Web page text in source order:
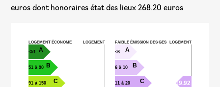
euros dont honoraires état des lieux 268.20 euros
LOGEMENT ÉCONOME LOGEMENT
<51 A
51 à 90 B
91 à 150 C
FAIBLE ÉMISSION DES GES LOGEMENT
<6 A
6 à 10 B
11 à 20 C 19.92